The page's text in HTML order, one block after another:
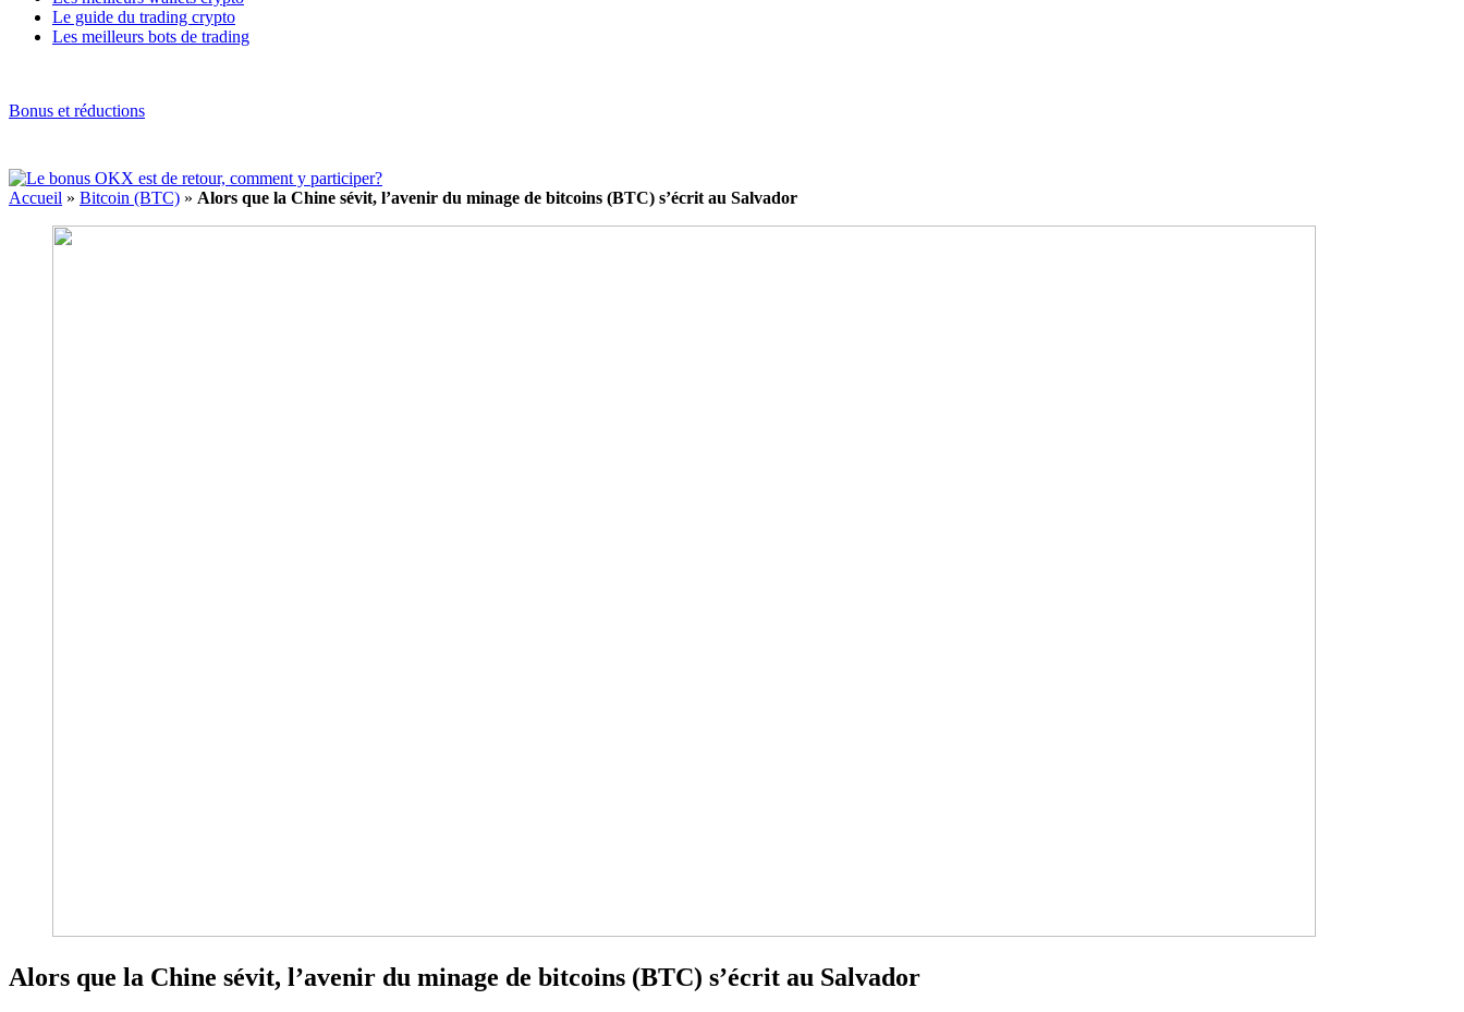
Le guide du trading crypto
Les meilleurs bots de trading
Bonus et réductions
Accueil » Bitcoin (BTC) » Alors que la Chine sévit, l’avenir du minage de bitcoins (BTC) s’écrit au Salvador
Alors que la Chine sévit, l’avenir du minage de bitcoins (BTC) s’écrit au Salvador